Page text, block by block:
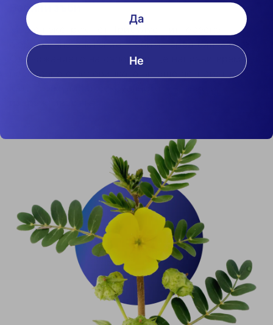
Бабини зъби
Мощен екстракт от Трибулус - интересно
аюрведично растение, любимо сред билкарите.
Съдържанието на сапонини ще направи времето
прекарано с половинката ви още по-приятно,
Да
Не